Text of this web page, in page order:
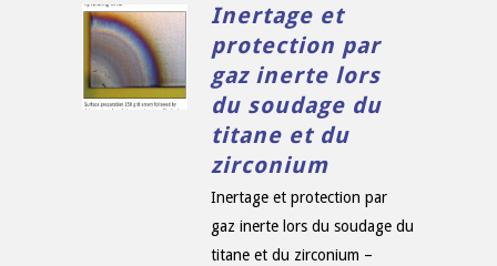
Inertage et
protection par
gaz inerte lors
du soudage du
titane et du
zirconium
Inertage et protection par
gaz inerte lors du soudage du
titane et du zirconium –